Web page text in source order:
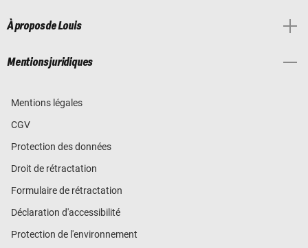
À propos de Louis
Mentions juridiques
Mentions légales
CGV
Protection des données
Droit de rétractation
Formulaire de rétractation
Déclaration d'accessibilité
Protection de l'environnement